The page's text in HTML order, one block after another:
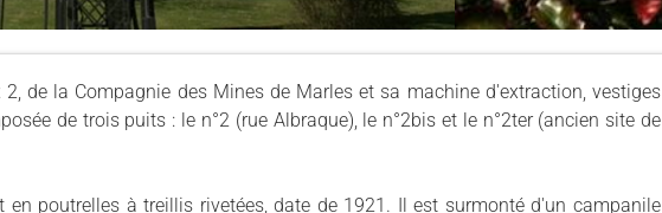
2, de la Compagnie des Mines de Marles et sa machine d'extraction, vestiges
de trois puits : le n°2 (rue Albraque), le n°2bis et le n°2ter (ancien site de
en poutrelles à treillis rivetées, date de 1921. Il est surmonté d'un campanile